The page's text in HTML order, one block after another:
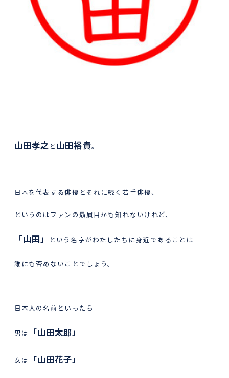
山田孝之 と 山田裕貴。
日本を代表する俳優とそれに続く若手俳優、
というのはファンの贔屓目かも知れないけれど、
「山田」 という名字がわたしたちに身近であることは
誰にも否めないことでしょう。
日本人の名前といったら
男は 「山田太郎」
女は 「山田花子」